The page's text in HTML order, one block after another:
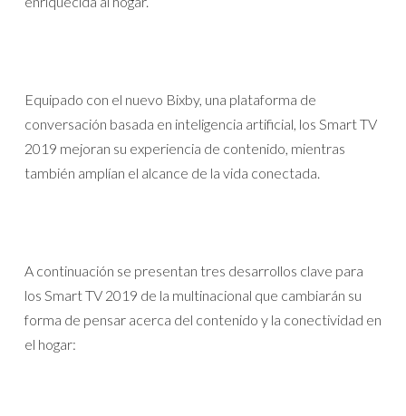
Equipado con el nuevo Bixby, una plataforma de
conversación basada en inteligencia artificial, los Smart TV
2019 mejoran su experiencia de contenido, mientras
también amplían el alcance de la vida conectada.
A continuación se presentan tres desarrollos clave para
los Smart TV 2019 de la multinacional que cambiarán su
forma de pensar acerca del contenido y la conectividad en
el hogar: